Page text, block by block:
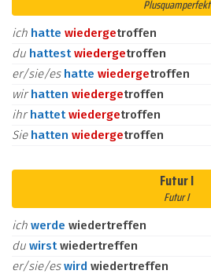
Plusquamperfekt
ich hatte wiedergetroffen
du hattestwiedergetroffen
er/sie/es hatte wiedergetroffen
wirhatten wiedergetroffen
ihrhattetwiedergetroffen
Sie hatten wiedergetroffen
Futur I
Futur I
ich werde wiedertreffen
du wirstwiedertreffen
er/sie/eswird wiedertreffen